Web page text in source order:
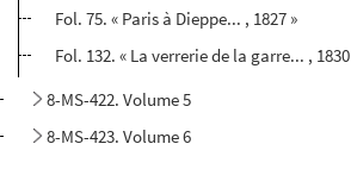
Fol. 75. « Paris à Dieppe... , 1827 »
Fol. 132. « La verrerie de la garre... ,
8-MS-422. Volume 5
8-MS-423. Volume 6